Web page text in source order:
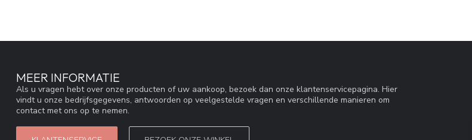
MEER INFORMATIE
Als u vragen hebt over onze producten of uw aankoop, bezoek dan onze klantenservicepagina. Hier
vindt u onze bedrijfsgegevens, antwoorden op veelgestelde vragen en verschillende manieren om
contact met ons op te nemen.